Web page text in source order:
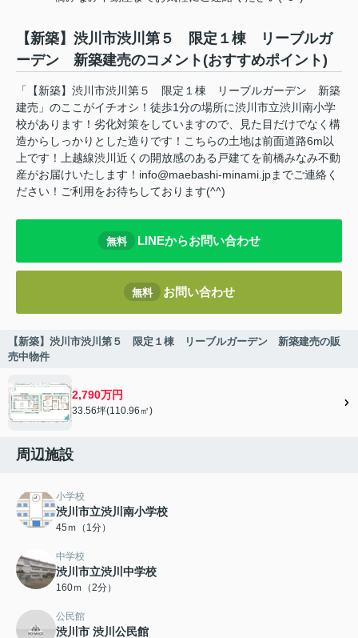
【新築】渋川市渋川第５ 限定１棟 リーブルガ
ーデン 新築建売のコメント(おすすめポイント)
「【新築】渋川市渋川第５ 限定１棟 リーブルガーデン 新築
建売」のここがイチオシ！徒歩1分の場所に渋川市立渋川南小学
校があります！劣化対策をしていますので、見た目だけでなく構
造からしっかりとした造りです！こちらの土地は前面道路6m以
上です！上越線渋川近くの開放感のある戸建てを前橋みなみ不動
産がお届けいたします！info@maebashi-minami.jpまでご連絡く
ださい！ご利用をお待ちしております(^^)
無料 LINEからお問い合わせ
無料 お問い合わせ
【新築】渋川市渋川第５ 限定１棟 リーブルガーデン 新築建売の販
売中物件
2,790万円
33.56坪(110.96㎡)
周辺施設
小学校
渋川市立渋川南小学校
45ｍ（1分）
中学校
渋川市立渋川中学校
160ｍ（2分）
公民館
渋川市 渋川公民館